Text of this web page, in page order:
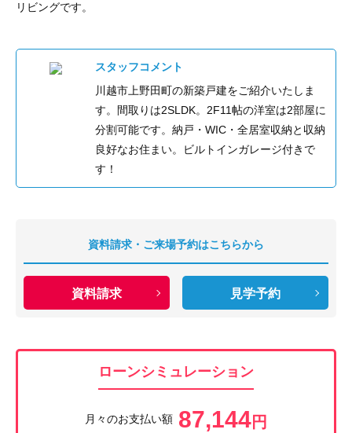
リビングです。
スタッフコメント
川越市上野田町の新築戸建をご紹介いたしま
す。間取りは2SLDK。2F11帖の洋室は2部屋に
分割可能です。納戸・WIC・全居室収納と収納
良好なお住まい。ビルトインガレージ付きで
す！
資料請求・ご来場予約はこちらから
資料請求 見学予約
ローンシミュレーション
月々のお支払い額 87,144円